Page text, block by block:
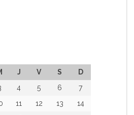
J V S
D
4 5 6
7
11 12 13
14